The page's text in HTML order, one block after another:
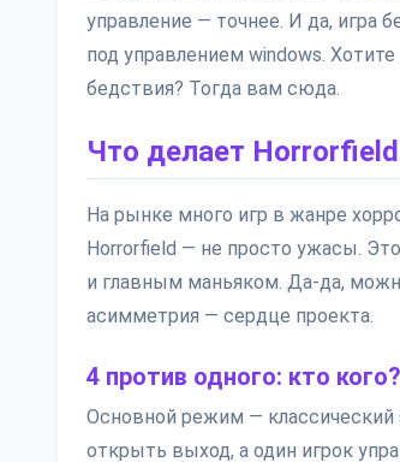
управление — точнее. И да, игра
под управлением windows.
бедствия? Тогда вам сюда.
Что делает
На рынке много игр в жанре
Horrorfield — не просто ужасы.
и главным маньяком. Да-да,
асимметрия — сердце проекта.
4 против одного: кто кого?
Основной режим —
открыть выход, а один игрок